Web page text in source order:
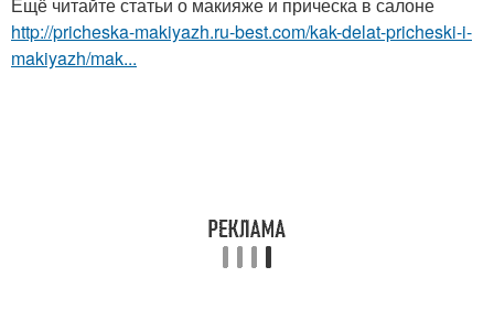
http://pricheska-makiyazh.ru-best.com/kak-delat-pricheski-i-
makiyazh/mak...